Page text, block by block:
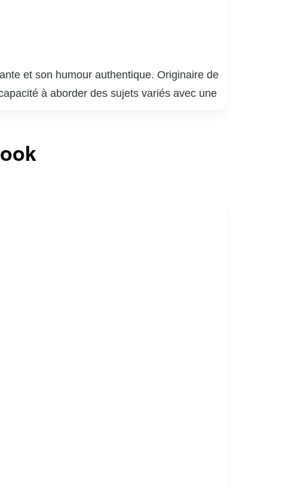
et son humour authentique. Originaire de
à aborder des sujets variés avec une
avec un large éventail de spectateurs,
et d’inspirer par son engagement